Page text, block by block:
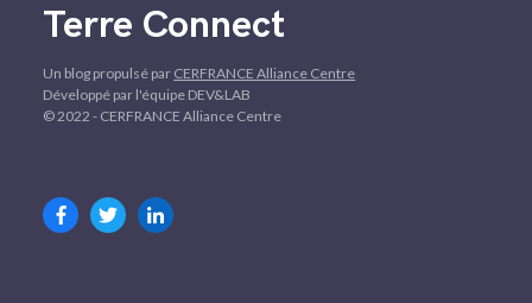
Terre Connect
Un blog propulsé par CERFRANCE Alliance Centre
Développé par l'équipe DEV&LAB
© 2022 - CERFRANCE Alliance Centre